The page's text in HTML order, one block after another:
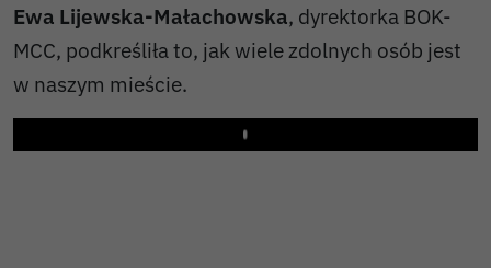
Ewa Lijewska-Małachowska, dyrektorka BOK-
MCC, podkreśliła to, jak wiele zdolnych osób jest
w naszym mieście.
Play